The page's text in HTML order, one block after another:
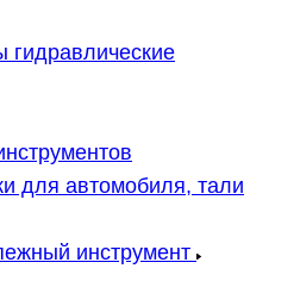
гидравлические
для автомобиля, тали
инструмент